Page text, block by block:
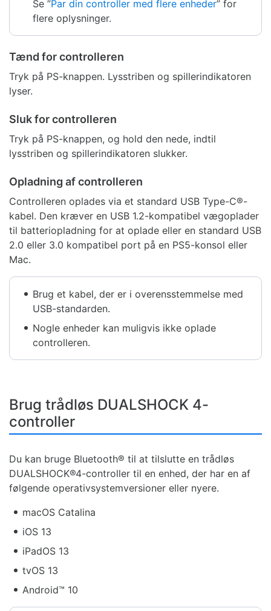
Se ”Par din controller med flere enheder” for
flere oplysninger.
Tænd for controlleren
Tryk på PS-knappen. Lysstriben og spillerindikatoren
lyser.
Sluk for controlleren
Tryk på PS-knappen, og hold den nede, indtil
lysstriben og spillerindikatoren slukker.
Opladning af controlleren
Controlleren oplades via et standard USB Type-C®-
kabel. Den kræver en USB 1.2-kompatibel vægoplader
til batteriopladning for at oplade eller en standard USB
2.0 eller 3.0 kompatibel port på en PS5-konsol eller
Mac.
Brug et kabel, der er i overensstemmelse med
USB-standarden.
Nogle enheder kan muligvis ikke oplade
controlleren.
Brug trådløs DUALSHOCK 4-
controller
Du kan bruge Bluetooth® til at tilslutte en trådløs
DUALSHOCK®4-controller til en enhed, der har en af
følgende operativsystemversioner eller nyere.
macOS Catalina
iOS 13
iPadOS 13
tvOS 13
Android™ 10